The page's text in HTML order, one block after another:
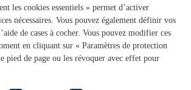
pierres naturelles
revêtements de sols et parquets
de ragréage muraux
les cookies essentiels » permet d’activer
nécessaires. Vous pouvez également définir vos
de cases à cocher. Vous pouvez modifier ces
en cliquant sur « Paramètres de protection
pied de page ou les révoquer avec effet pour